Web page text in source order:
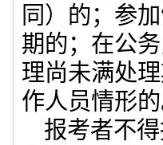
同）的；参
期的；在公
理尚未满处
作人员情形
报考者不